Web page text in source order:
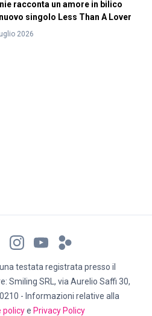
racconta un amore in bilico
singolo Less Than A Lover
2026
testata registrata presso il
Smiling SRL, via Aurelio Saffi 30,
- Informazioni relative alla
policye Privacy Policy